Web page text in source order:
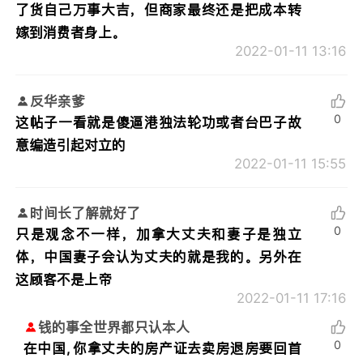
了货自己万事大吉，但商家最终还是把成本转
嫁到消费者身上。
2022-01-11 13:16
反华亲爹
这帖子一看就是傻逼港独法轮功或者台巴子故
意编造引起对立的
2022-01-11 15:55
0
时间长了解就好了
只是观念不一样，加拿大丈夫和妻子是独立
体，中国妻子会认为丈夫的就是我的。另外在
这顾客不是上帝
2022-01-11 17:16
0
钱的事全世界都只认本人
在中国, 你拿丈夫的房产证去卖房退房要回首
0